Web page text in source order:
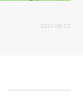
2021.08.02